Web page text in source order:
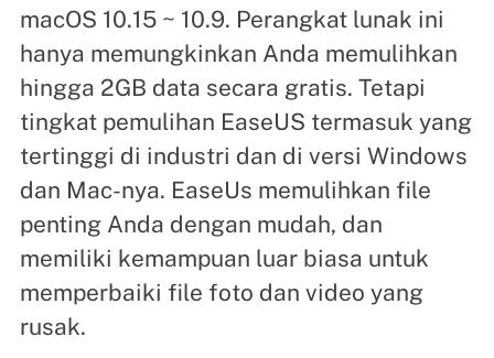
macOS 10.15 ~ 10.9. Perangkat lunak ini
hanya memungkinkan Anda memulihkan
hingga 2GB data secara gratis. Tetapi
tingkat pemulihan EaseUS termasuk yang
tertinggi di industri dan di versi Windows
dan Mac-nya. EaseUs memulihkan file
penting Anda dengan mudah, dan
memiliki kemampuan luar biasa untuk
memperbaiki file foto dan video yang
rusak.